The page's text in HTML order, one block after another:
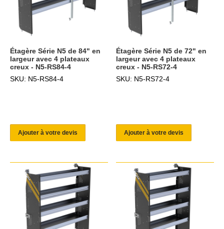
Étagère Série N5 de 84" en
largeur avec 4 plateaux
creux - N5-RS84-4
SKU: N5-RS84-4
Ajouter à votre devis
Étagère Série N5 de 72" en
largeur avec 4 plateaux
creux - N5-RS72-4
SKU: N5-RS72-4
Ajouter à votre devis